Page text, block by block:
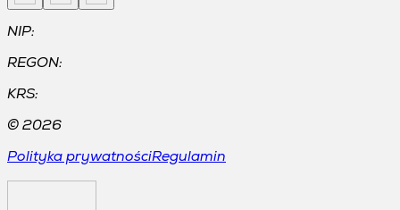
NIP:
REGON:
KRS:
© 2026
Polityka prywatnościRegulamin